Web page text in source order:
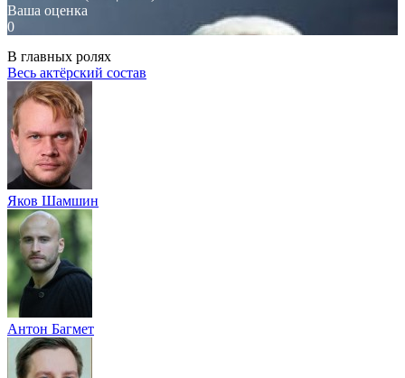
Ваша оценка
0
В главных ролях
Весь актёрский состав
Яков Шамшин
Антон Багмет